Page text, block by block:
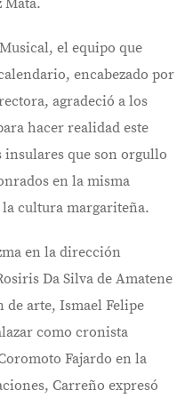
Mata.
el equipo que
encabezado por
agradeció a los
hacer realidad este
insulares que son orgullo
en la misma
cultura margariteña.
en la dirección
Da Silva de Amatene
arte, Ismael Felipe
como cronista
Fajardo en la
Carreño expresó